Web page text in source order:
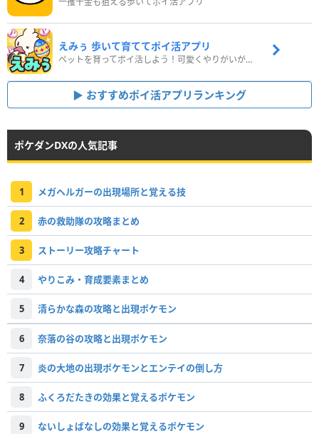
えみぅ 歩いて育ててポイ活アプリ
ペットを育ってポイ活しよう！可愛くやりがいがある新感覚アプリ
おすすめポイ活アプリランキング
ポケダンDXの人気記事
1 メガヘルガーの出現場所と覚える技
2 赤の救助隊の攻略まとめ
3 ストーリー攻略チャート
4 やりこみ・育成要素まとめ
5 清らかな森の攻略と出現ポケモン
6 奈落の谷の攻略と出現ポケモン
7 炎の大地の出現ポケモンとエンテイの倒し方
8 ふくろだたきの効果と覚えるポケモン
9 ないしょばなしの効果と覚えるポケモン